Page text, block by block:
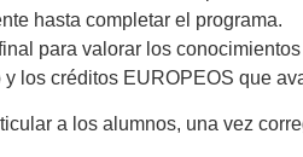
hasta completar el programa.
para valorar los
los créditos EUROPEOS que
a los alumnos, una vez